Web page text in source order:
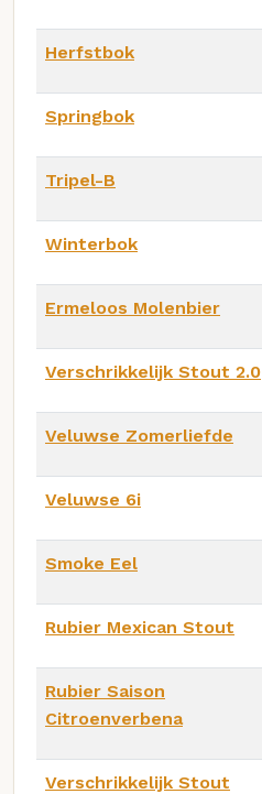
Herfstbok
Springbok
Tripel-B
Winterbok
Ermeloos Molenbier
Verschrikkelijk Stout 2.0
Veluwse Zomerliefde
Veluwse 6i
Smoke Eel
Rubier Mexican Stout
Rubier Saison
Citroenverbena
Verschrikkelijk Stout